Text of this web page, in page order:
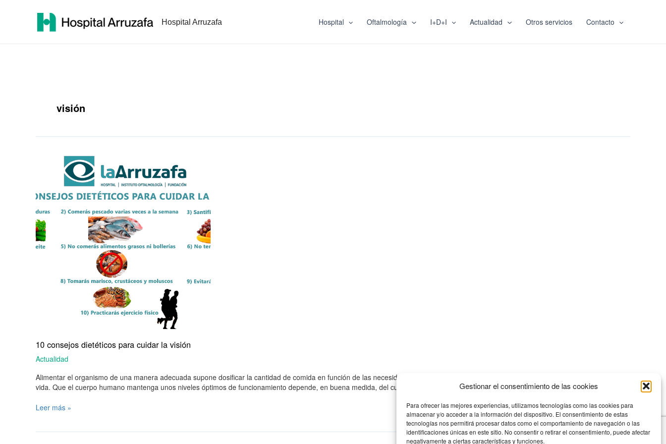
Gestionar el consentimiento de las cookies
Para ofrecer las mejores experiencias, utilizamos tecnologías como las cookies para
almacenar y/o acceder a la información del dispositivo. El consentimiento de estas
tecnologías nos permitirá procesar datos como el comportamiento de navegación o las
identificaciones únicas en este sitio. No consentir o retirar el consentimiento, puede afectar
negativamente a ciertas características y funciones.
Hospital Arruzafa Hospital Oftalmología I+D+I Actualidad Otros servicios Contacto
visión
10 consejos dietéticos para cuidar la visión
Actualidad
Alimentar el organismo de una manera adecuada supone dosificar la cantidad de comida en función de las necesidades energéticas de cada cuerpo y variar la dieta Diez consejos para una
vida. Que el cuerpo humano mantenga unos niveles óptimos de funcionamiento depende, en buena medida, del cuidado dietético que se tenga. Una buena alimentación no […]
cuidar
la
visión
Leer más »